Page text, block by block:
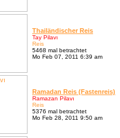
Thailändischer Reis
Tay Pilavı
Reis
5468 mal betrachtet
Mo Feb 07, 2011 6:39 am
Ramadan Reis (Fastenreis)
Ramazan Pilavı
Reis
5376 mal betrachtet
Mo Feb 28, 2011 9:50 am